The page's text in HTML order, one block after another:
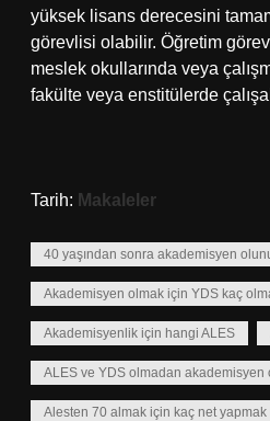
yüksek lisans derecesini
görevlisi olabilir. Öğretim
meslek okullarında veya
fakülte veya enstitülerde
Tarih: Makaleler
40 yaşından sonra akademisyen
Akademisyen olmak için YDS kaç
Akademisyenlik için hangi ALES
ALES ve YDS olmadan akademisyen
Alesten 70 almak için kaç net yapmak